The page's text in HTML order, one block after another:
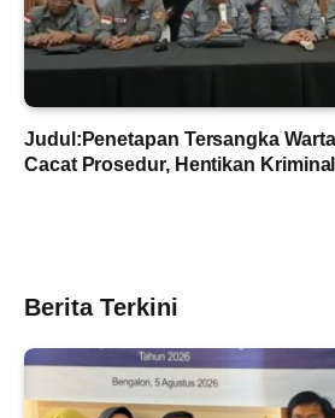
Judul:Penetapan Tersangka
Cacat Prosedur, Hentikan
Berita Terkini